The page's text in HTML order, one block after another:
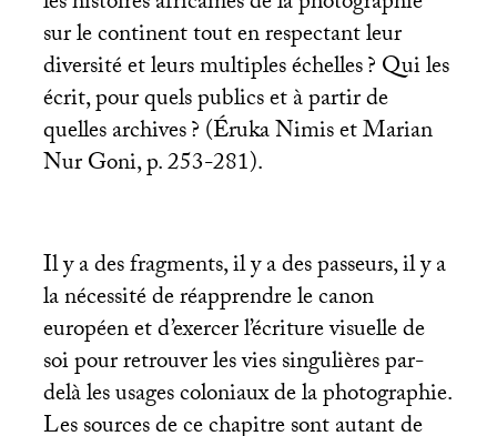
sur le continent tout en respectant leur
diversité et leurs multiples échelles? Qui les
écrit, pour quels publics et à partir de
quelles archives? (Éruka Nimis et Marian
Nur Goni, p. 253-281).
Il y a des fragments, il y a des passeurs, il y a
la nécessité de réapprendre le canon
européen et d’exercer l’écriture visuelle de
soi pour retrouver les vies singulières par-
delà les usages coloniaux de la photographie.